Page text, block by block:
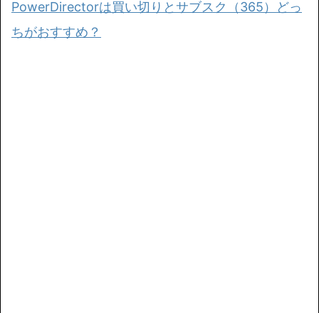
PowerDirectorは買い切りとサブスク（365）どっ
ちがおすすめ？